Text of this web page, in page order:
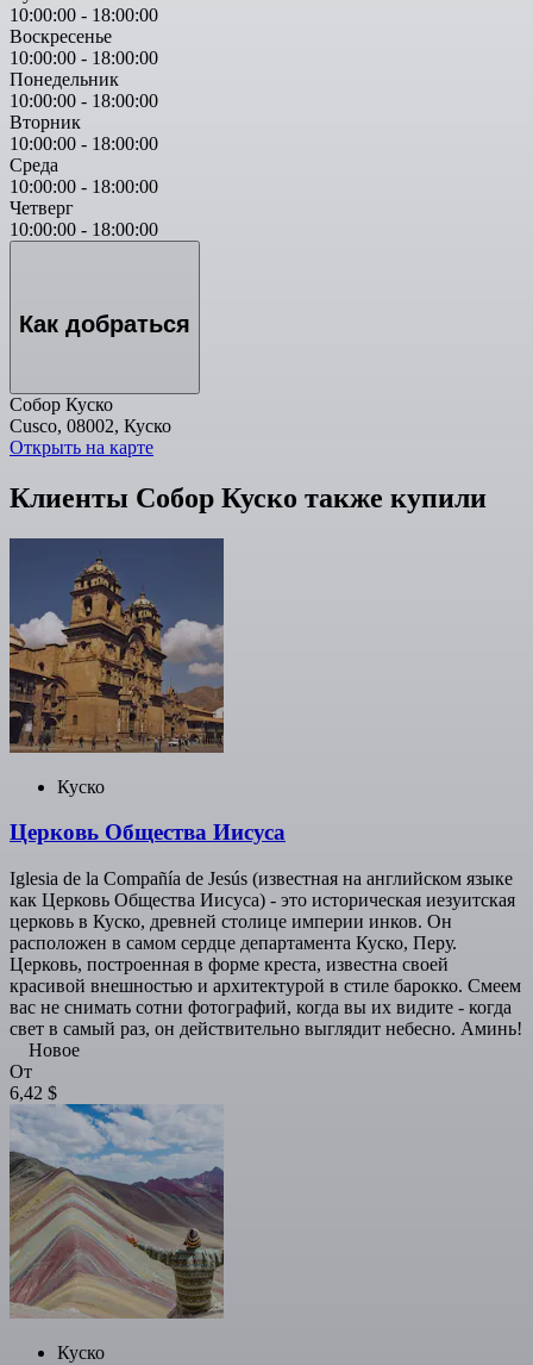
10:00:00 - 18:00:00
Воскресенье
10:00:00 - 18:00:00
Понедельник
10:00:00 - 18:00:00
Вторник
10:00:00 - 18:00:00
Среда
10:00:00 - 18:00:00
Четверг
10:00:00 - 18:00:00
Как добраться
Собор Куско
Cusco, 08002, Куско
Открыть на карте
Клиенты Собор Куско также купили
Куско
Церковь Общества Иисуса
Iglesia de la Compañía de Jesús (известная на английском языке
как Церковь Общества Иисуса) - это историческая иезуитская
церковь в Куско, древней столице империи инков. Он
расположен в самом сердце департамента Куско, Перу.
Церковь, построенная в форме креста, известна своей
красивой внешностью и архитектурой в стиле барокко. Смеем
вас не снимать сотни фотографий, когда вы их видите - когда
свет в самый раз, он действительно выглядит небесно. Аминь!
Новое
От
6,42 $
Куско